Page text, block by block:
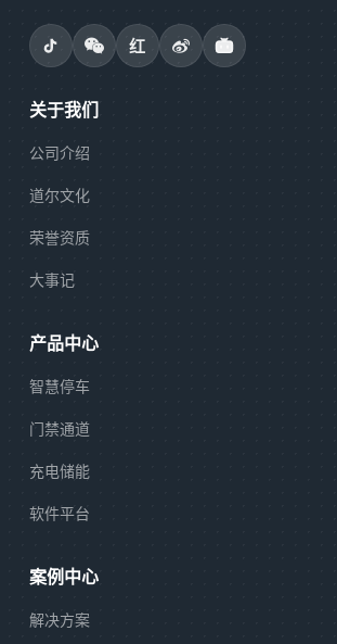
红
关于我们
公司介绍
道尔文化
荣誉资质
大事记
产品中心
智慧停车
门禁通道
充电储能
软件平台
案例中心
解决方案